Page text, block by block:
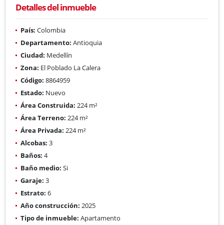
Detalles del inmueble
País: Colombia
Departamento: Antioquia
Ciudad: Medellín
Zona: El Poblado La Calera
Código: 8864959
Estado: Nuevo
Área Construida: 224 m²
Área Terreno: 224 m²
Área Privada: 224 m²
Alcobas: 3
Baños: 4
Baño medio: Si
Garaje: 3
Estrato: 6
Año construcción: 2025
Tipo de inmueble: Apartamento